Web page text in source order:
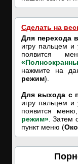
Сделать на
Для перехода
игру пальцем и
появится
нажмите на
режим).
Для выхода с
игру пальцем и
появится
режим» . Затем
пункт меню (